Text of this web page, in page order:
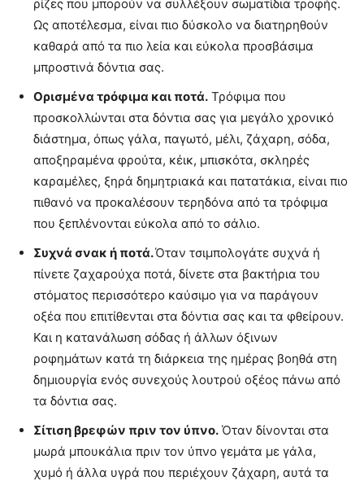
ρίζες που μπορούν να συλλέξουν σωματίδια τροφής.
Ως αποτέλεσμα, είναι πιο δύσκολο να διατηρηθούν
καθαρά από τα πιο λεία και εύκολα προσβάσιμα
μπροστινά δόντια σας.
Ορισμένα τρόφιμα και ποτά. Τρόφιμα που
προσκολλώνται στα δόντια σας για μεγάλο χρονικό
διάστημα, όπως γάλα, παγωτό, μέλι, ζάχαρη, σόδα,
αποξηραμένα φρούτα, κέικ, μπισκότα, σκληρές
καραμέλες, ξηρά δημητριακά και πατατάκια, είναι πιο
πιθανό να προκαλέσουν τερηδόνα από τα τρόφιμα
που ξεπλένονται εύκολα από το σάλιο.
Συχνά σνακ ή ποτά.Όταν τσιμπολογάτε συχνά ή
πίνετε ζαχαρούχα ποτά, δίνετε στα βακτήρια του
στόματος περισσότερο καύσιμο για να παράγουν
οξέα που επιτίθενται στα δόντια σας και τα φθείρουν.
Και η κατανάλωση σόδας ή άλλων όξινων
ροφημάτων κατά τη διάρκεια της ημέρας βοηθά στη
δημιουργία ενός συνεχούς λουτρού οξέος πάνω από
τα δόντια σας.
Σίτιση βρεφών πριν τον ύπνο. Όταν δίνονται στα
μωρά μπουκάλια πριν τον ύπνο γεμάτα με γάλα,
χυμό ή άλλα υγρά που περιέχουν ζάχαρη, αυτά τα